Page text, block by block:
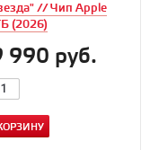
// Чип Apple
(2026)
990 руб.